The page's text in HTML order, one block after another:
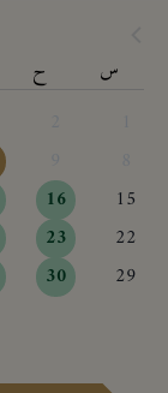
س
ح
15
16
22
23
29
30